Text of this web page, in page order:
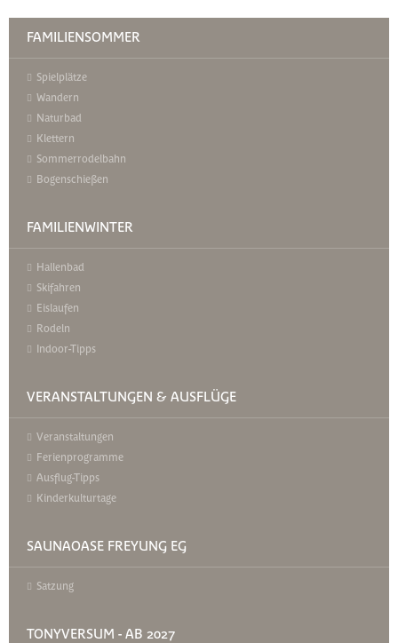
FAMILIENSOMMER
Spielplätze
Wandern
Naturbad
Klettern
Sommerrodelbahn
Bogenschießen
FAMILIENWINTER
Hallenbad
Skifahren
Eislaufen
Rodeln
Indoor-Tipps
VERANSTALTUNGEN & AUSFLÜGE
Veranstaltungen
Ferienprogramme
Ausflug-Tipps
Kinderkulturtage
SAUNAOASE FREYUNG EG
Satzung
TONYVERSUM - AB 2027